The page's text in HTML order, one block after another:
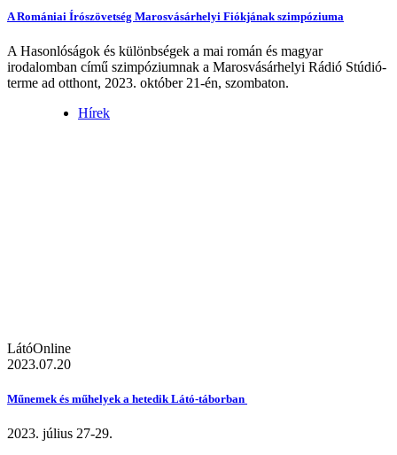
A Romániai Írószövetség Marosvásárhelyi Fiókjának szimpóziuma
A Hasonlóságok és különbségek a mai román és magyar
irodalomban című szimpóziumnak a Marosvásárhelyi Rádió Stúdió-
terme ad otthont, 2023. október 21-én, szombaton.
Hírek
LátóOnline
2023.07.20
Műnemek és műhelyek a hetedik Látó-táborban
2023. július 27-29.